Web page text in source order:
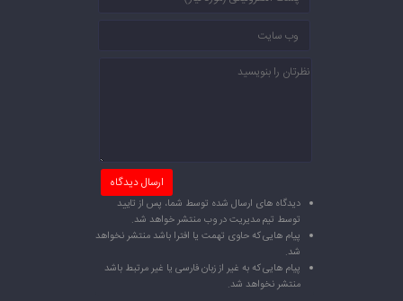
دیدگاه های ارسال شده توسط شما، پس از تایید
توسط تیم مدیریت در وب منتشر خواهد شد.
پیام هایی که حاوی تهمت یا افترا باشد منتشر نخواهد
شد.
پیام هایی که به غیر از زبان فارسی یا غیر مرتبط باشد
منتشر نخواهد شد.